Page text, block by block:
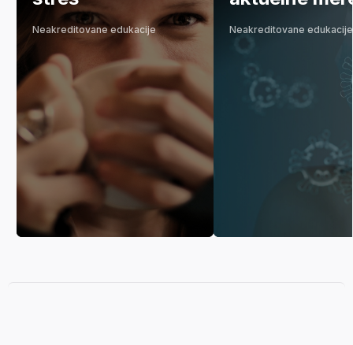
Neakreditovane edukacije Neakreditovane edukacije